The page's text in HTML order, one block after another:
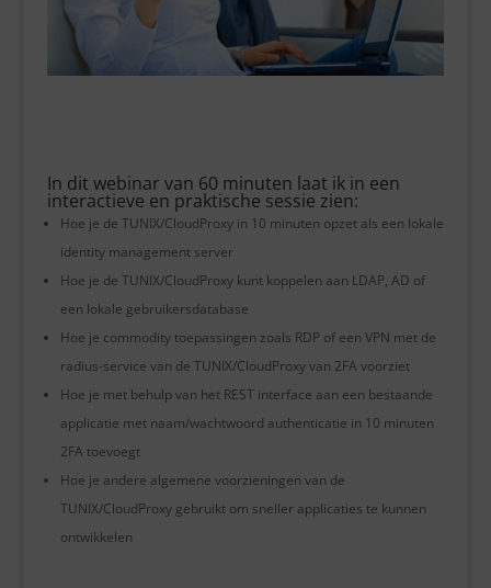
In dit webinar van 60 minuten laat ik in een
interactieve en praktische sessie zien:
Hoe je de TUNIX/CloudProxy in 10 minuten opzet als een lokale
identity management server
Hoe je de TUNIX/CloudProxy kunt koppelen aan LDAP, AD of
een lokale gebruikersdatabase
Hoe je commodity toepassingen zoals RDP of een VPN met de
radius-service van de TUNIX/CloudProxy van 2FA voorziet
Hoe je met behulp van het REST interface aan een bestaande
applicatie met naam/wachtwoord authenticatie in 10 minuten
2FA toevoegt
Hoe je andere algemene voorzieningen van de
TUNIX/CloudProxy gebruikt om sneller applicaties te kunnen
ontwikkelen